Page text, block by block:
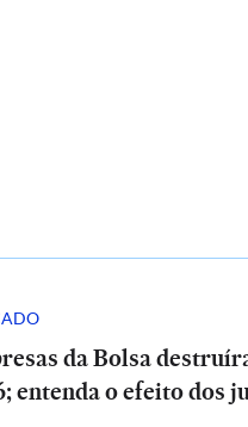
da Bolsa
entenda o efeito dos